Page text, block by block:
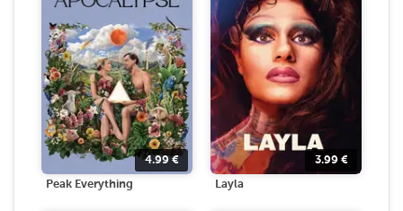
4.99€
Peak Everything
3.99 €
Layla